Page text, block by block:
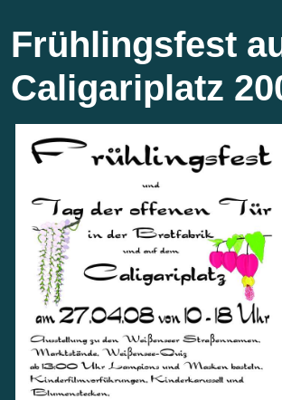
Frühlingsfest
Caligariplatz